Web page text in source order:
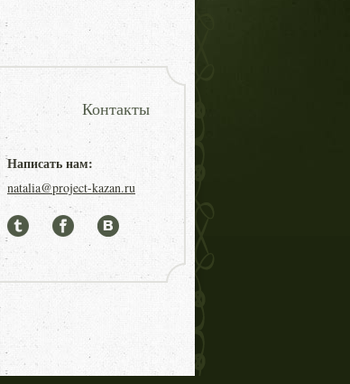
Контакты
Написать нам:
natalia@project-kazan.ru